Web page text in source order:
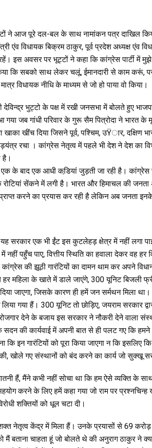
ने आज पूरे दल-बल के साथ नामांकन पत्र दाखिल
एंव विधायक बिक्रम ठाकुर, पूर्व प्रदेश अध्यक्ष एंव
इस अवसर पर भूट्टों ने कहा कि कांग्रेस पार्टी में
कि सबको साथ लेकर चलूं, ईमानदारी से काम करूं,
विधायक नीधि के माध्यम से जो हो पाया वो किया।
भुट्टो के पक्ष में रखी जनसभा में बोलते हुए
जब गांधी परिवार के गुरू सैम पित्रोदा ने भारत
खींच दिया जिसने पूर्व, पश्चिम, उŸार, दक्षिण
रचा । कांग्रेस नेतृत्व में पहले भी देश ने देश का
है।
के बाद एक आधी कडि़यां जुड़ती जा रही है। कांग्रेस
सेंकने में लगी है। भारत और हिमाचल की जनता
करने का प्रयास कर रही है लेकिन अब जनता
सरकार एक भी ईंट इस कुटलेहड़ क्षेत्र में नहीं लगा
नहीं पहुँच पाए, वित्तीय स्थिति का हवाला देकर वह
की झूठी गारंटियों का दामन थाम कर अपने
महिला के खाते में डाले जाएंगे, 300 यूनिट बिजली
जाएगा, जिसके कारण ही हमें जन सर्मथन मिला
लिया गया हैं। 300 यूनिट तो छोड़िए, जयराम सरकार
देने के बजाय इस सरकार ने नौकरी देने वाला
की कार्यवाई में अपनी बात से ही पलट गए कि
इन गारंटियों को पूरा किया जाएगा न कि इसलिए
खोले गए संस्थानों को बंद करने का कार्य जो सुक्खू
हैं, मैंने कभी नहीं सोचा था कि हम ऐसे व्यक्ति के साथ
करने के लिए हमें कहा गया जो राम पर
शक्तियों को धूल चटा दी।
नेतृत्व केंद्र में मिला हैं। उनके प्रयासों से 69 करोड़
बताना चाहता हूं जो बोलते थे की अनुराग ठाकुर ने